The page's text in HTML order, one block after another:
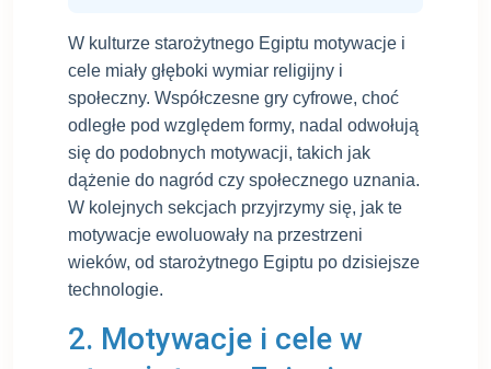
W kulturze starożytnego Egiptu motywacje i
cele miały głęboki wymiar religijny i
społeczny. Współczesne gry cyfrowe, choć
odległe pod względem formy, nadal odwołują
się do podobnych motywacji, takich jak
dążenie do nagród czy społecznego uznania.
W kolejnych sekcjach przyjrzymy się, jak te
motywacje ewoluowały na przestrzeni
wieków, od starożytnego Egiptu po dzisiejsze
technologie.
2. Motywacje i cele w